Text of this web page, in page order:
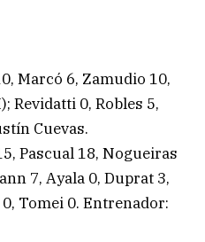
Marcó 6, Zamudio 10,
Revidatti 0, Robles 5,
Cuevas.
Pascual 18, Nogueiras
7, Ayala 0, Duprat 3,
Tomei 0. Entrenador: